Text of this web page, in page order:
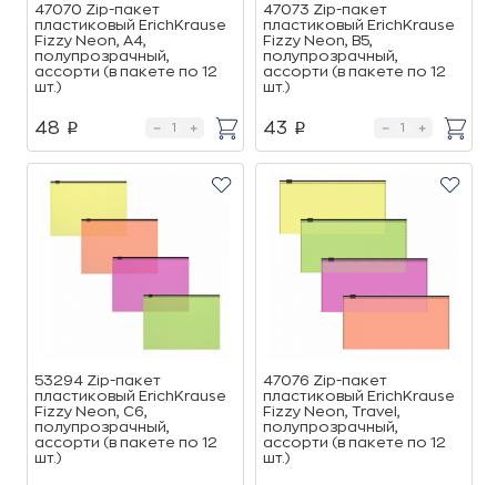
47070 Zip-пакет
пластиковый ErichKrause
Fizzy Neon, A4,
полупрозрачный,
ассорти (в пакете по 12
шт.)
48 p
47073 Zip-пакет
пластиковый ErichKrause
Fizzy Neon, B5,
полупрозрачный,
ассорти (в пакете по 12
шт.)
43 p
53294 Zip-пакет
пластиковый ErichKrause
Fizzy Neon, C6,
полупрозрачный,
ассорти (в пакете по 12
шт.)
47076 Zip-пакет
пластиковый ErichKrause
Fizzy Neon, Travel,
полупрозрачный,
ассорти (в пакете по 12
шт.)